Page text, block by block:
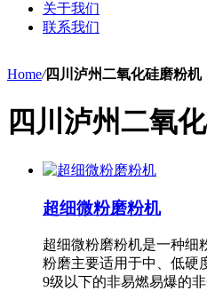
关于我们
联系我们
Home/四川泸州二氧化硅磨粉机
四川泸州二氧
超细微粉磨粉机
超细微粉磨粉机是一种细
粉磨主要适用于中、低硬
9级以下的非易燃易爆的